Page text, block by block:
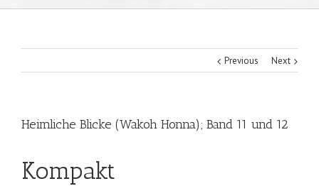
Previous Next
Heimliche Blicke (Wakoh Honna); Band 11 und 12
Kompakt